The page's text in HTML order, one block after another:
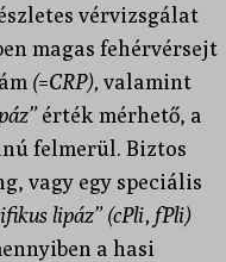
vérvizsgálat
magas fehérvérsejt
(=CRP), valamint
érték mérhető, a
felmerül. Biztos
vagy egy speciális
lipáz” (cPli, fPli)
a hasi